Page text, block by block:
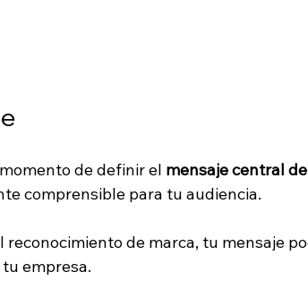
de definir el mensaje central
comprensible para tu audiencia.
reconocimiento de marca, tu mensaje
empresa.